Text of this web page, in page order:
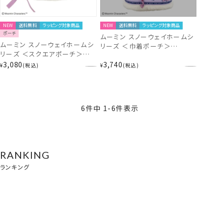
NEW 送料無料
ラッピング対象商品
ポーチ
ムーミン スノーウェイホームシ
リーズ ＜スクエアポーチ＞
MN33174
¥3,080 税込
NEW 送料無料 ラッピング対象商品
ムーミン スノーウェイホームシ
リーズ ＜巾着ポーチ＞
¥3,740 税込
6件中 1-6件表示
RANKING
ランキング